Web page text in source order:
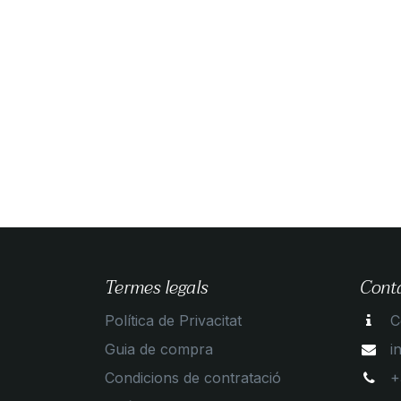
Termes legals
Política de Privacitat
Guia de compra
Condicions de contratació